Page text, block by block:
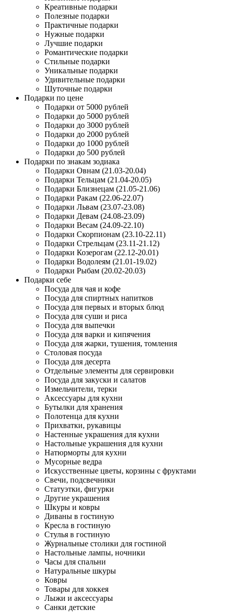
Креативные подарки
Полезные подарки
Практичные подарки
Нужные подарки
Лучшие подарки
Романтические подарки
Стильные подарки
Уникальные подарки
Удивительные подарки
Шуточные подарки
Подарки по цене
Подарки от 5000 рублей
Подарки до 5000 рублей
Подарки до 3000 рублей
Подарки до 2000 рублей
Подарки до 1000 рублей
Подарки до 500 рублей
Подарки по знакам зодиака
Подарки Овнам (21.03-20.04)
Подарки Тельцам (21.04-20.05)
Подарки Близнецам (21.05-21.06)
Подарки Ракам (22.06-22.07)
Подарки Львам (23.07-23.08)
Подарки Девам (24.08-23.09)
Подарки Весам (24.09-22.10)
Подарки Скорпионам (23.10-22.11)
Подарки Стрельцам (23.11-21.12)
Подарки Козерогам (22.12-20.01)
Подарки Водолеям (21.01-19.02)
Подарки Рыбам (20.02-20.03)
Подарки себе
Посуда для чая и кофе
Посуда для спиртных напитков
Посуда для первых и вторых блюд
Посуда для суши и риса
Посуда для выпечки
Посуда для варки и кипячения
Посуда для жарки, тушения, томления
Столовая посуда
Посуда для десерта
Отдельные элементы для сервировки
Посуда для закуски и салатов
Измельчители, терки
Аксессуары для кухни
Бутылки для хранения
Полотенца для кухни
Прихватки, рукавицы
Настенные украшения для кухни
Настольные украшения для кухни
Натюрморты для кухни
Мусорные ведра
Искусственные цветы, корзины с фруктами
Свечи, подсвечники
Статуэтки, фигурки
Другие украшения
Шкуры и ковры
Диваны в гостиную
Кресла в гостиную
Стулья в гостиную
Журнальные столики для гостиной
Настольные лампы, ночники
Часы для спальни
Натуральные шкуры
Ковры
Товары для хоккея
Лыжи и аксессуары
Санки детские